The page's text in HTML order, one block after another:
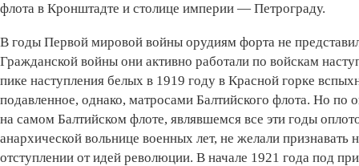
флота в Кронштадте и столице империи — Петрограду.
В годы Первой мировой войны орудиям форта не
Гражданской войны они активно работали по войскам
пике наступления белых в 1919 году в Красной горке
подавленное, однако, матросами Балтийского флота. Но
на самом Балтийском флоте, являвшемся все эти годы
анархической вольнице военных лет, не желали признавать
отступлении от идей революции. В начале 1921 года под